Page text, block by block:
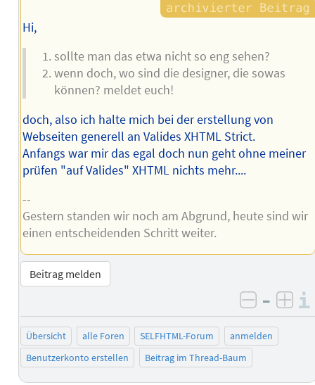
Hi,
sollte man das etwa nicht so eng sehen?
wenn doch, wo sind die designer, die sowas
können? meldet euch!
doch, also ich halte mich bei der erstellung von
Webseiten generell an Valides XHTML Strict.
Anfangs war mir das egal doch nun geht ohne meiner
prüfen "auf Valides" XHTML nichts mehr....
--
Gestern standen wir noch am Abgrund, heute sind wir
einen entscheidenden Schritt weiter.
Beitrag melden
negativ
–
Übersicht alle Foren SELFHTML-Forum
anmelden
Benutzerkonto erstellen
Beitrag im Thread-Baum